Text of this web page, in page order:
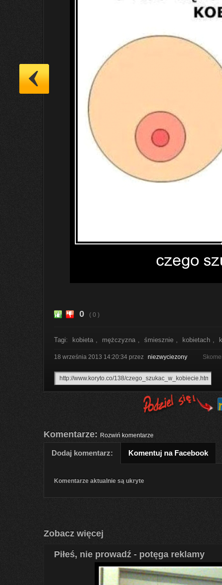
0 ( 0 )
Tagi: kobieta , mężczyzna , śmiesznie , kobietach ,
18 września 2013 14:20:34 przez niezwyciezony
Komentarze: Rozwiń komentarze
Dodaj komentarz: Komentuj na Facebook
Komentarze aktualnie są ukryte
Zobacz więcej
Piłeś, nie prowadź - potęga reklamy